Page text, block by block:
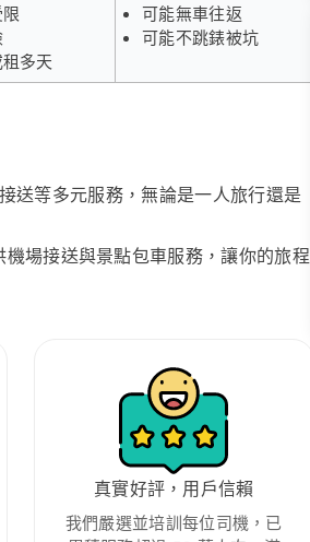
多天
可能無車往返
可能不跳錶被坑
送等多元服務，無論是一人旅行還是
場接送與景點包車服務，讓你的旅程
真實好評，用戶信賴
我們嚴選並培訓每位司機，已